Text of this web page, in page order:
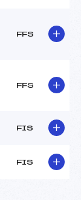
FFS
FFS
FIS
FIS